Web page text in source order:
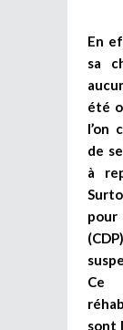
En
sa
été
l’on
de
à
Ce
sont